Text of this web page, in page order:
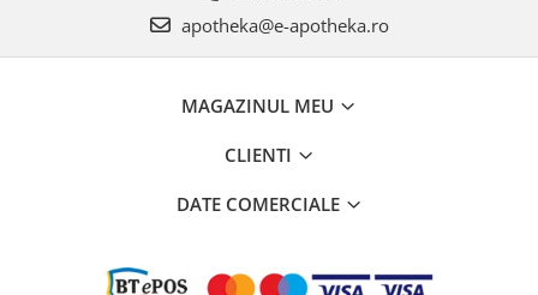
apotheka@e-apotheka.ro
MAGAZINUL MEU
CLIENTI
DATE COMERCIALE